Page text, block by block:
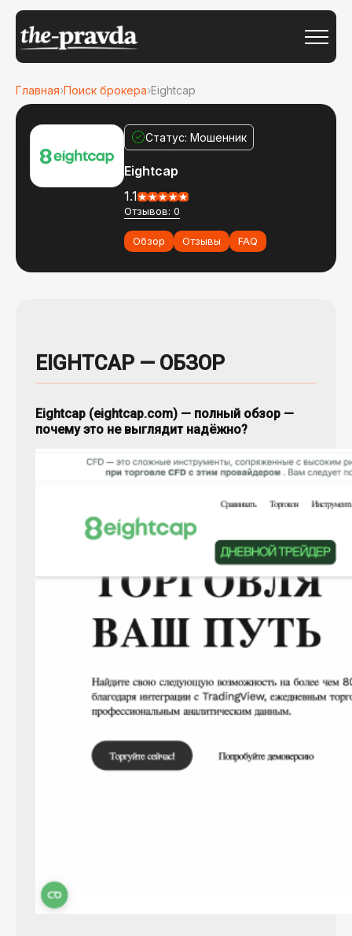
Главная›Поиск брокера›Eightcap
Статус: Мошенник
Eightcap
1.1
Отзывов: 0
Обзор Отзывы FAQ
EIGHTCAP — ОБЗОР
Eightcap (eightcap.com) — полный обзор —
почему это не выглядит надёжно?